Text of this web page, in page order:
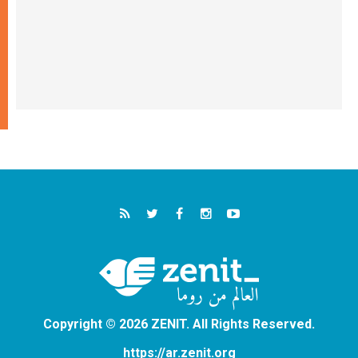
Copyright © 2026 ZENIT. All Rights Reserved.
https://ar.zenit.org